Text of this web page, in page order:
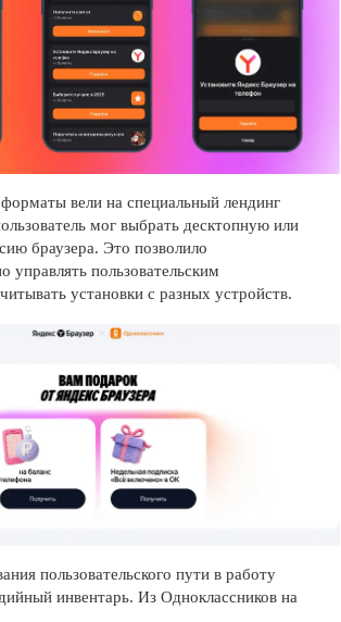
вели на специальный лендинг
мог выбрать десктопную или
браузера. Это позволило
управлять пользовательским
установки с разных устройств.
пользовательского пути в работу
инвентарь. Из Одноклассников на